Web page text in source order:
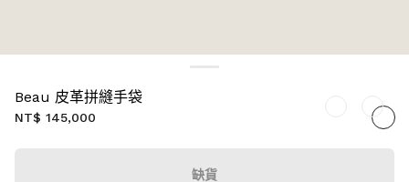
Beau 皮革拼縫手袋
NT$ 145,000
缺貨